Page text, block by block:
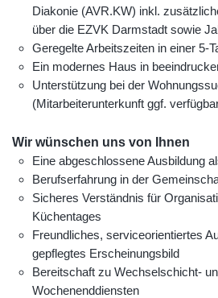
Diakonie (AVR.KW) inkl.
über die EZVK Darmstadt sowie
Geregelte Arbeitszeiten in einer 5-
Ein modernes Haus in
Unterstützung bei der
(Mitarbeiterunterkunft ggf.
Wir wünschen uns von Ihnen
Eine abgeschlossene Ausbildung
Berufserfahrung in der
Sicheres Verständnis für
Küchentages
Freundliches, serviceorientiertes
gepflegtes Erscheinungsbild
Bereitschaft zu Wechselschicht-
Wochenenddiensten